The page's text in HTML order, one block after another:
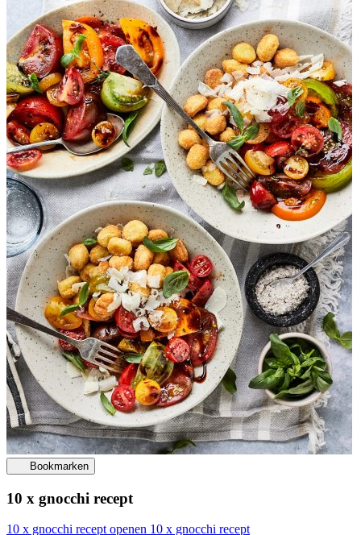
Bookmarken
10 x gnocchi recept
10 x gnocchi recept openen 10 x gnocchi recept